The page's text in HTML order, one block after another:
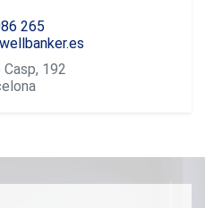
265
Casp, 192